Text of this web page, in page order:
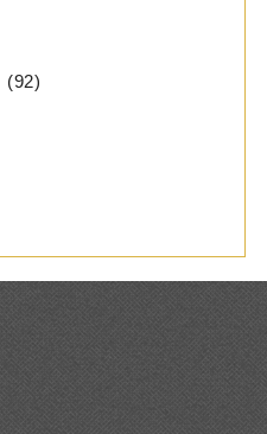
(92)